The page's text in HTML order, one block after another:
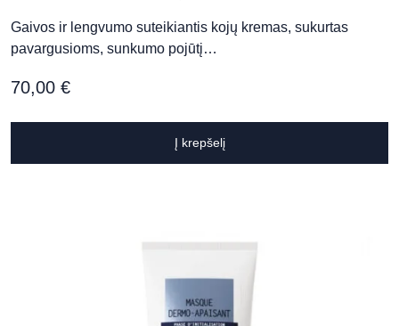
Gaivos ir lengvumo suteikiantis kojų kremas, sukurtas
pavargusioms, sunkumo pojūtį…
70,00 €
Į krepšelį